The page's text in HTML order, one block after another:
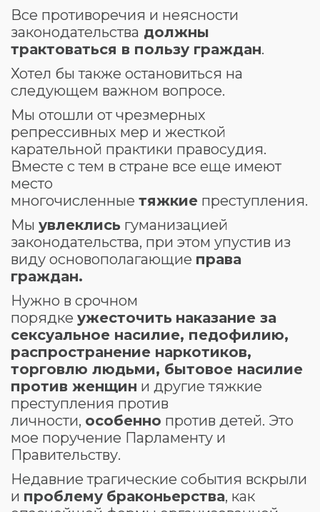
Все противоречия и неясности
законодательства должны
трактоваться в пользу граждан.
Хотел бы также остановиться на
следующем важном вопросе.
Мы отошли от чрезмерных
репрессивных мер и жесткой
карательной практики правосудия.
Вместе с тем в стране все еще имеют
место
многочисленные тяжкие преступления.
Мы увлеклись гуманизацией
законодательства, при этом упустив из
виду основополагающие права
граждан.
Нужно в срочном
порядке ужесточить наказание за
сексуальное насилие, педофилию,
распространение наркотиков,
торговлю людьми, бытовое насилие
против женщин и другие тяжкие
преступления против
личности, особенно против детей. Это
мое поручение Парламенту и
Правительству.
Недавние трагические события вскрыли
и проблему браконьерства, как